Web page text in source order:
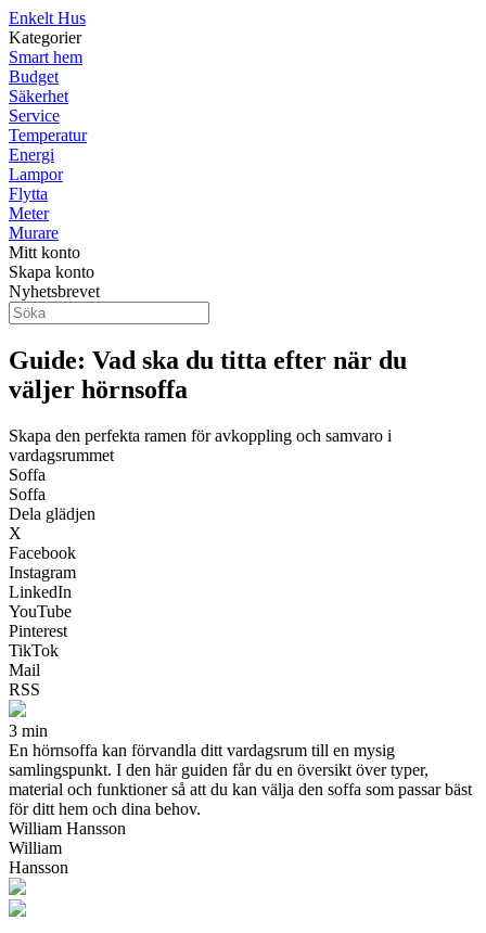
Enkelt Hus
Kategorier
Smart hem
Budget
Säkerhet
Service
Temperatur
Energi
Lampor
Flytta
Meter
Murare
Mitt konto
Skapa konto
Nyhetsbrevet
Guide: Vad ska du titta efter när du
väljer hörnsoffa
Skapa den perfekta ramen för avkoppling och samvaro i
vardagsrummet
Soffa
Soffa
Dela glädjen
X
Facebook
Instagram
LinkedIn
YouTube
Pinterest
TikTok
Mail
RSS
3 min
En hörnsoffa kan förvandla ditt vardagsrum till en mysig
samlingspunkt. I den här guiden får du en översikt över typer,
material och funktioner så att du kan välja den soffa som passar bäst
för ditt hem och dina behov.
William Hansson
William
Hansson